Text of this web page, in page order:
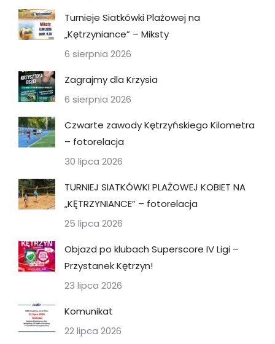
Turnieje Siatkówki Plażowej na
„Kętrzyniance” – Miksty
6 sierpnia 2026
Zagrajmy dla Krzysia
6 sierpnia 2026
Czwarte zawody Kętrzyńskiego Kilometra
– fotorelacja
30 lipca 2026
TURNIEJ SIATKÓWKI PLAŻOWEJ KOBIET NA
„KĘTRZYNIANCE” – fotorelacja
25 lipca 2026
Objazd po klubach Superscore IV Ligi –
Przystanek Kętrzyn!
23 lipca 2026
Komunikat
22 lipca 2026